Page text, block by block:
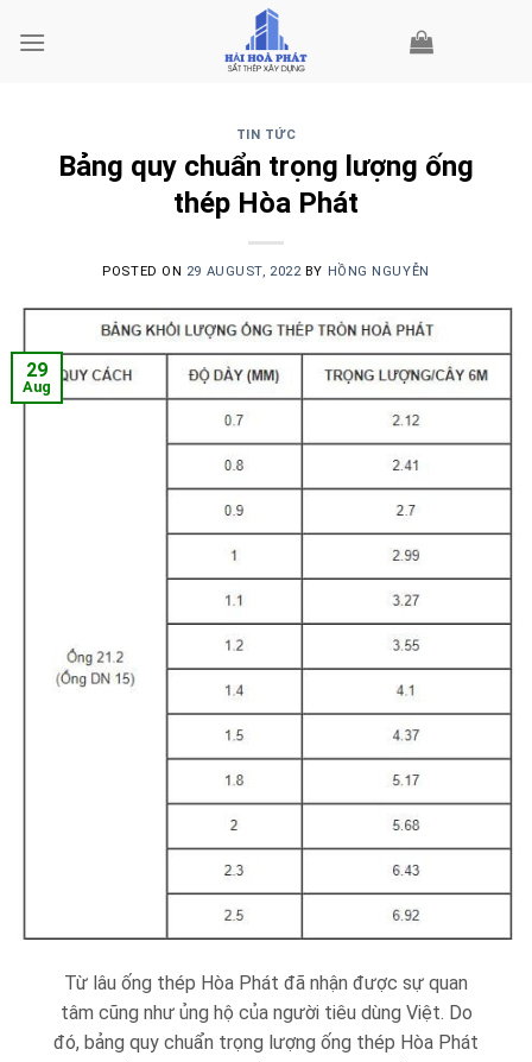
TIN TỨC
Bảng quy chuẩn trọng lượng ống
thép Hòa Phát
POSTED ON 29 AUGUST, 2022 BY HỒNG NGUYỄN
29
Aug
Từ lâu ống thép Hòa Phát đã nhận được sự quan
tâm cũng như ủng hộ của người tiêu dùng Việt. Do
đó, bảng quy chuẩn trọng lượng ống thép Hòa Phát